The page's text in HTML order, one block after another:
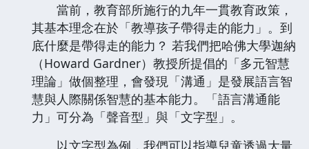
當前，教育部所施行的九年一貫教育政策，
其基本理念在於「教導孩子帶得走的能力」。到
底什麼是帶得走的能力？ 若我們把哈佛大學迦納
（Howard Gardner）教授所提倡的「多元智慧
理論」做個整理，會發現「溝通」是發展語言智
慧與人際關係智慧的基本能力。「語言溝通能
力」可分為「聲音型」與「文字型」。
以文字型為例，我們可以指導兒童透過大量